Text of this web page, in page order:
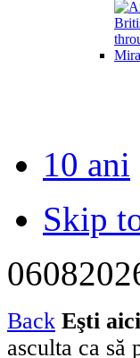
10 ani
Skip
0608
Back Eşti
asculta ca să